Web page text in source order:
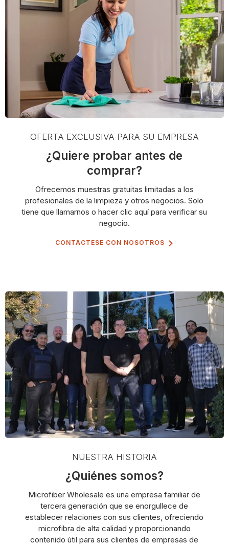
OFERTA EXCLUSIVA PARA SU EMPRESA
¿Quiere probar antes de
comprar?
Ofrecemos muestras gratuitas limitadas a los
profesionales de la limpieza y otros negocios. Solo
tiene que llamarnos o hacer clic aquí para verificar su
negocio.
CONTACTESE CON NOSOTROS
NUESTRA HISTORIA
¿Quiénes somos?
Microfiber Wholesale es una empresa familiar de
tercera generación que se enorgullece de
establecer relaciones con sus clientes, ofreciendo
microfibra de alta calidad y proporcionando
contenido útil para sus clientes de empresas de